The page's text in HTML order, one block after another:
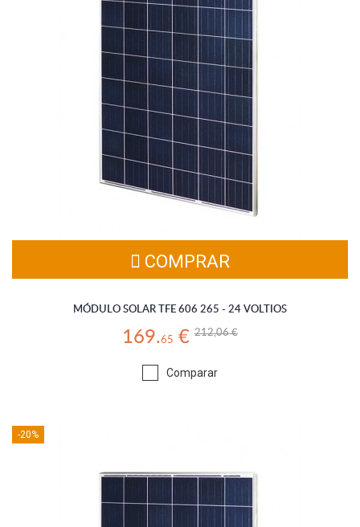
COMPRAR
MÓDULO SOLAR TFE 606 265 - 24 VOLTIOS
169.65 € 212,06 €
Comparar
MÓDULO SOLAR TFE 606 265 - 24 VOLTIOS
Panel solar de alta calidad formado por 60 células policristalinas de
6 pulgadas con una potencia de 265 wp. Se trata de uno de los
modelos más utilizados en el mercado. (Gastos de envío incluidos
en el producto).
-20%